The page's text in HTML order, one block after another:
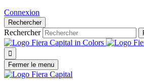
Connexion
Rechercher
Rechercher

Fermer le menu